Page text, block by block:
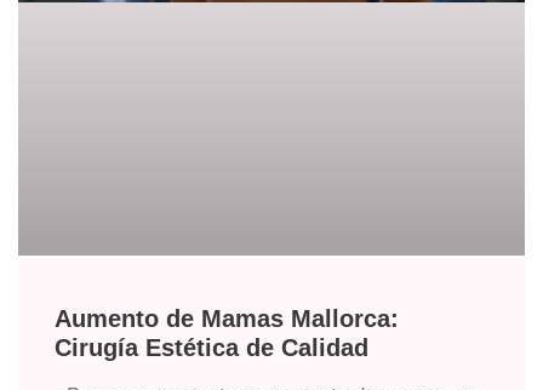
Aumento de Mamas Mallorca:
Cirugía Estética de Calidad